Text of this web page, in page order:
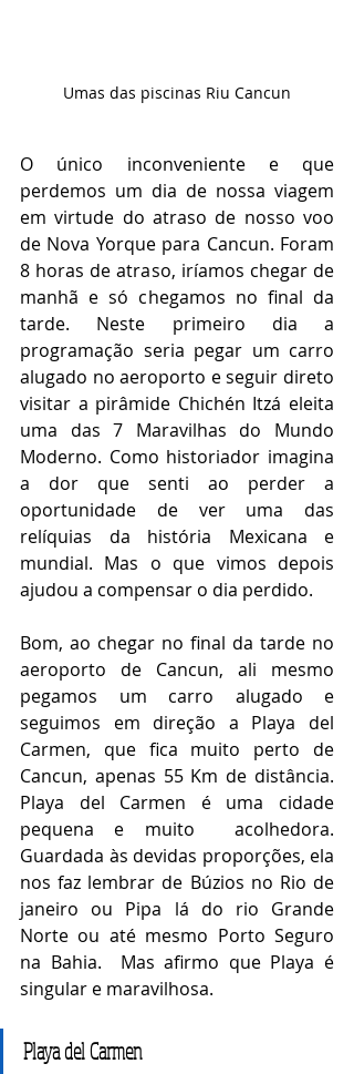
Umas das piscinas Riu Cancun
O único inconveniente e que
perdemos um dia de nossa viagem
em virtude do atraso de nosso voo
de Nova Yorque para Cancun. Foram
8 horas de atraso, iríamos chegar de
manhã e só chegamos no final da
tarde. Neste primeiro dia a
programação seria pegar um carro
alugado no aeroporto e seguir direto
visitar a pirâmide Chichén Itzá eleita
uma das 7 Maravilhas do Mundo
Moderno. Como historiador imagina
a dor que senti ao perder a
oportunidade de ver uma das
relíquias da história Mexicana e
mundial. Mas o que vimos depois
ajudou a compensar o dia perdido.
Bom, ao chegar no final da tarde no
aeroporto de Cancun, ali mesmo
pegamos um carro alugado e
seguimos em direção a Playa del
Carmen, que fica muito perto de
Cancun, apenas 55 Km de distância.
Playa del Carmen é uma cidade
pequena e muito  acolhedora.
Guardada às devidas proporções, ela
nos faz lembrar de Búzios no Rio de
janeiro ou Pipa lá do rio Grande
Norte ou até mesmo Porto Seguro
na Bahia.  Mas afirmo que Playa é
singular e maravilhosa.
Playa del Carmen